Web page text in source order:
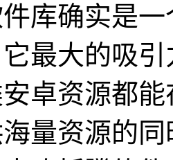
库确实是
最大的吸引
卓资源都
量资源的